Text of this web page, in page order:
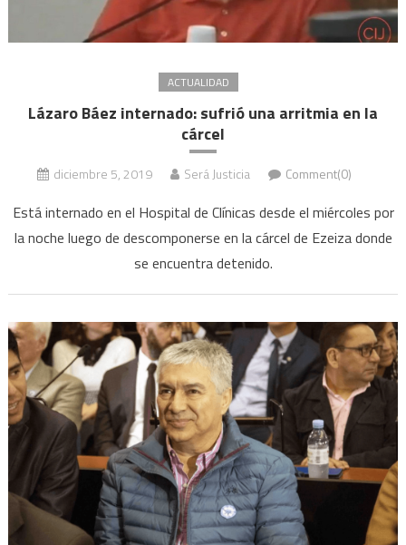
ACTUALIDAD
Lázaro Báez internado: sufrió una arritmia en la
cárcel
diciembre 5, 2019 Será Justicia Comment(0)
Está internado en el Hospital de Clínicas desde el miércoles por
la noche luego de descomponerse en la cárcel de Ezeiza donde
se encuentra detenido.